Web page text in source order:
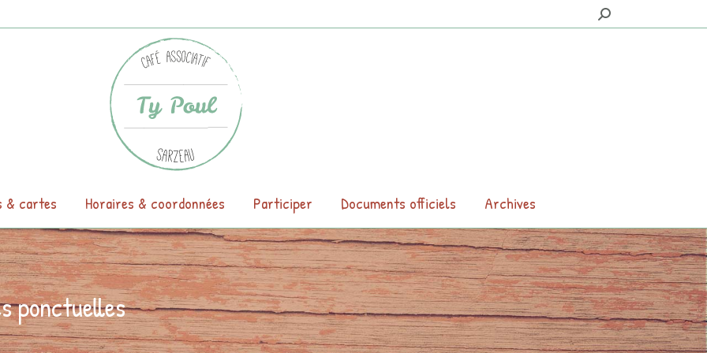
Search:
& cartes Horaires & coordonnées Participer Documents officiels Archives
ponctuelles